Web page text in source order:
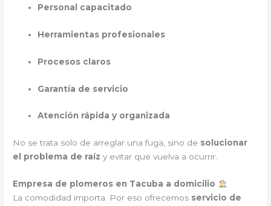
Personal capacitado
Herramientas profesionales
Procesos claros
Garantía de servicio
Atención rápida y organizada
No se trata solo de arreglar una fuga, sino de solucionar
el problema de raíz y evitar que vuelva a ocurrir.
Empresa de plomeros en Tacuba a domicilio
La comodidad importa. Por eso ofrecemos servicio de